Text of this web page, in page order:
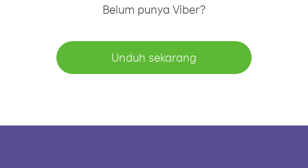
Belum punya Viber?
Unduh sekarang